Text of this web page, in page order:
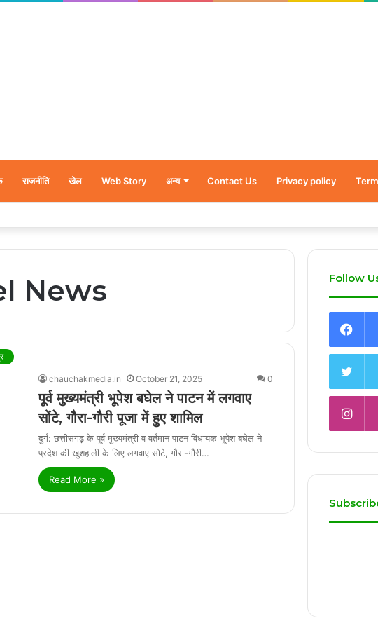
राजनीति खेल Web Story अन्य Contact Us Privacy policy
नन्हें शावकों को पीठ पर बैठाकर घूमती दिखी मादा भालू
News
chauchakmedia.in October 21, 2025 0
पूर्व मुख्यमंत्री भूपेश बघेल ने पाटन में लगवाए
सोंटे, गौरा-गौरी पूजा में हुए शामिल
दुर्ग: छत्तीसगढ़ के पूर्व मुख्यमंत्री व वर्तमान पाटन विधायक भूपेश बघेल ने
प्रदेश की खुशहाली के लिए लगवाए सोटे, गौरा-गौरी…
Read More »
Follow